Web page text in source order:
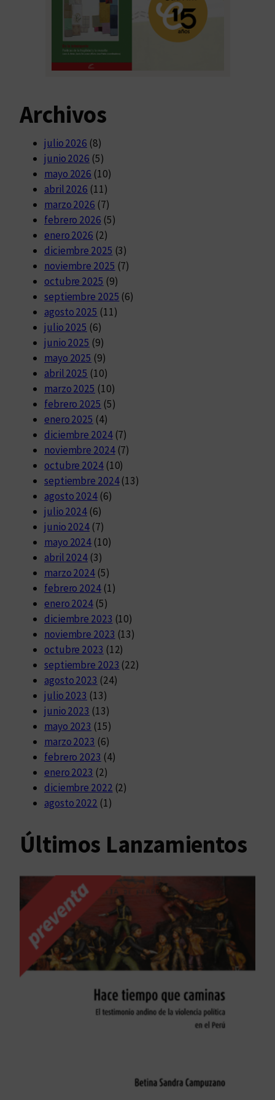
Archivos
julio 2026 (8)
junio 2026 (5)
mayo 2026 (10)
abril 2026 (11)
marzo 2026 (7)
febrero 2026 (5)
enero 2026 (2)
diciembre 2025 (3)
noviembre 2025 (7)
octubre 2025 (9)
septiembre 2025 (6)
agosto 2025 (11)
julio 2025 (6)
junio 2025 (9)
mayo 2025 (9)
abril 2025 (10)
marzo 2025 (10)
febrero 2025 (5)
enero 2025 (4)
diciembre 2024(7)
noviembre 2024(7)
octubre 2024(10)
septiembre 2024(13)
agosto 2024(6)
julio 2024 (6)
junio 2024 (7)
mayo 2024 (10)
abril 2024 (3)
marzo 2024 (5)
febrero 2024(1)
enero 2024 (5)
diciembre 2023 (10)
noviembre 2023 (13)
octubre 2023 (12)
septiembre 2023 (22)
agosto 2023 (24)
julio 2023 (13)
junio 2023 (13)
mayo 2023 (15)
marzo 2023 (6)
febrero 2023 (4)
enero 2023 (2)
diciembre 2022 (2)
agosto 2022 (1)
Últimos Lanzamientos